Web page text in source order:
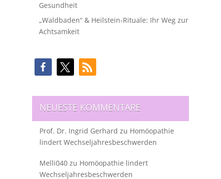
Gesundheit
„Waldbaden“ & Heilstein-Rituale: Ihr Weg zur
Achtsamkeit
NEUESTE KOMMENTARE
Prof. Dr. Ingrid Gerhard zu Homöopathie
lindert Wechseljahresbeschwerden
Melli040zu Homöopathie lindert
Wechseljahresbeschwerden